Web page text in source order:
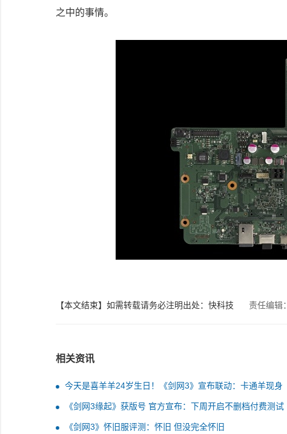
之中的事情。
【本文结束】如需转载请务必注明出处：快科技 责任编辑：
相关资讯
今天是喜羊羊24岁生日！《剑网3》宣布联动：卡通羊现身
侠客世界
《剑网3缘起》获版号 官方宣布：下周开启不删档付费测试
《剑网3》怀旧服评测：怀旧 但没完全怀旧